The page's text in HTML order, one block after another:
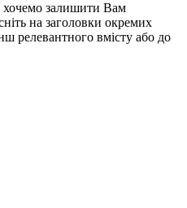
хочемо залишити Вам
на заголовки окремих
релевантного вмісту або до